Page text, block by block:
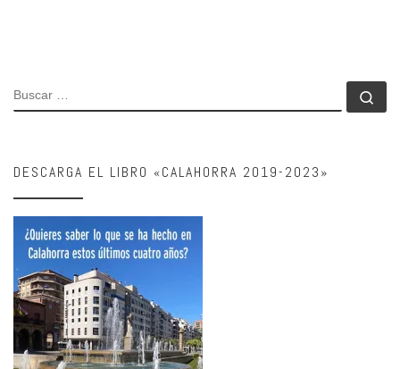
BUSCAR
DESCARGA EL LIBRO «CALAHORRA 2019-2023»